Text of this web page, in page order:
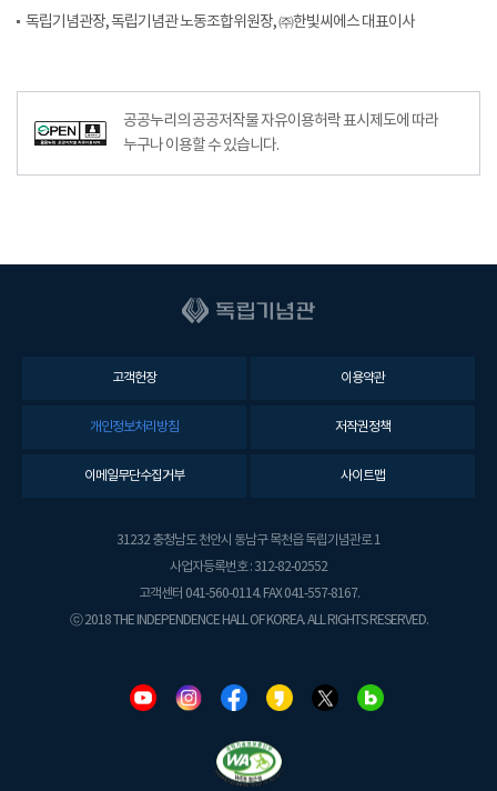
독립기념관장, 독립기념관 노동조합위원장, ㈜한빛씨에스 대표이사
공공누리의 공공저작물 자유이용허락 표시제도에 따라
누구나 이용할 수 있습니다.
고객헌장 이용약관
개인정보처리방침 저작권정책
이메일무단수집거부 사이트맵
31232 충청남도 천안시 동남구 목천읍 독립기념관로 1
사업자등록번호 : 312-82-02552
고객센터 041-560-0114. FAX 041-557-8167.
ⓒ 2018 THE INDEPENDENCE HALL OF KOREA. ALL RIGHTS RESERVED.